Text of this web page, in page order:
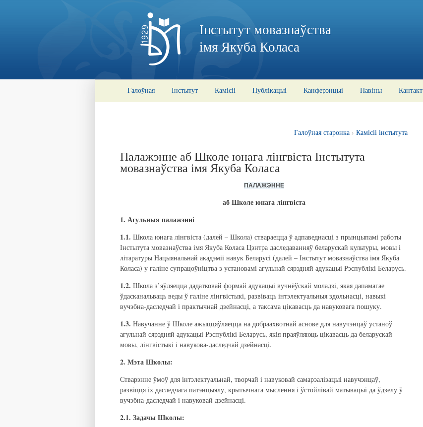
Інстытут мовазнаўства
імя Якуба Коласа
Галоўная Інстытут Камісіі Публікацыі Канферэнцыі Навіны Кантакт
Галоўная старонка › Камісіі інстытута
Палажэнне аб Школе юнага лінгвіста Інстытута
мовазнаўства імя Якуба Коласа
ПАЛАЖЭННЕ
аб Школе юнага лінгвіста
1. Агульныя палажэннi
1.1. Школа юнага лінгвіста (далей – Школа) ствараецца ў адпаведнасці з прынцыпамі работы
Інстытута мовазнаўства імя Якуба Коласа Цэнтра даследаванняў беларускай культуры, мовы і
літаратуры Нацыянальнай акадэміі навук Беларусі (далей – Інстытут мовазнаўства імя Якуба
Коласа) у галіне супрацоўніцтва з установамі агульнай сярэдняй адукацыі Рэспублікі Беларусь.
1.2. Школа з’яўляецца дадатковай формай адукацыі вучнёўскай моладзі, якая дапамагае
ўдасканальваць веды ў галіне лінгвістыкі, развіваць інтэлектуальныя здольнасці, навыкі
вучэбна-даследчай і практычнай дзейнасці, а таксама цікавасць да навуковага пошуку.
1.3. Навучанне ў Школе ажыццяўляецца на добраахвотнай аснове для навучэнцаў устаноў
агульнай сярэдняй адукацыі Рэспублікі Беларусь, якія праяўляюць цікавасць да беларускай
мовы, лінгвістыкі і навукова-даследчай дзейнасці.
2. Мэта Школы:
Стварэнне ўмоў для інтэлектуальнай, творчай і навуковай самарэалізацыі навучэнцаў,
развіцця іх даследчага патэнцыялу, крытычнага мыслення і ўстойлівай матывацыі да ўдзелу ў
вучэбна-даследчай і навуковай дзейнасці.
2.1. Задачы Школы: